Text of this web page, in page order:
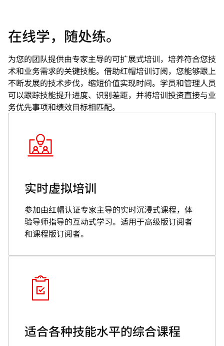
在线学，随处练。
为您的团队提供由专家主导的可扩展式培训，培养符合您技
术和业务需求的关键技能。借助红帽培训订阅，您能够跟上
不断发展的技术步伐，缩短价值实现时间。学员和管理人员
可以跟踪技能提升进度、识别差距，并将培训投资直接与业
务优先事项和绩效目标相匹配。
实时虚拟培训
参加由红帽认证专家主导的实时沉浸式课程，体
验导师指导的互动式学习。适用于高级版订阅者
和课程版订阅者。
适合各种技能水平的综合课程